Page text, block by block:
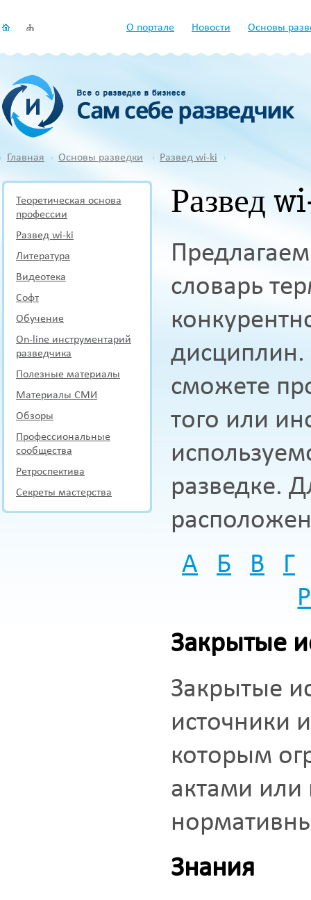
О портале Новости Основы
Главная Основы разведки Развед wi-ki
Теоретическая основа
профессии
Развед wi-ki
Литература
Видеотека
Софт
Обучение
On-line инструментарий
разведчика
Полезные материалы
Материалы СМИ
Обзоры
Профессиональные
сообщества
Ретроспектива
Секреты мастерства
Развед
словарь
сможете
того или
разведке.
А
Б В
Г
Р
Закрытые
Закрытые
источники
которым
актами или
Знания